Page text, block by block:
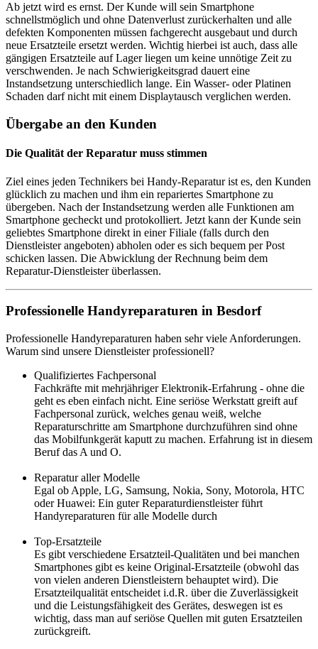
Ab jetzt wird es ernst. Der Kunde will sein Smartphone
schnellstmöglich und ohne Datenverlust zurückerhalten und alle
defekten Komponenten müssen fachgerecht ausgebaut und durch
neue Ersatzteile ersetzt werden. Wichtig hierbei ist auch, dass alle
gängigen Ersatzteile auf Lager liegen um keine unnötige Zeit zu
verschwenden. Je nach Schwierigkeitsgrad dauert eine
Instandsetzung unterschiedlich lange. Ein Wasser- oder Platinen
Schaden darf nicht mit einem Displaytausch verglichen werden.
Übergabe an den Kunden
Die Qualität der Reparatur muss stimmen
Ziel eines jeden Technikers bei Handy-Reparatur ist es, den Kunden
glücklich zu machen und ihm ein repariertes Smartphone zu
übergeben. Nach der Instandsetzung werden alle Funktionen am
Smartphone gecheckt und protokolliert. Jetzt kann der Kunde sein
geliebtes Smartphone direkt in einer Filiale (falls durch den
Dienstleister angeboten) abholen oder es sich bequem per Post
schicken lassen. Die Abwicklung der Rechnung beim dem
Reparatur-Dienstleister überlassen.
Professionelle Handyreparaturen in Besdorf
Professionelle Handyreparaturen haben sehr viele Anforderungen.
Warum sind unsere Dienstleister professionell?
Qualifiziertes Fachpersonal
Fachkräfte mit mehrjähriger Elektronik-Erfahrung - ohne die
geht es eben einfach nicht. Eine seriöse Werkstatt greift auf
Fachpersonal zurück, welches genau weiß, welche
Reparaturschritte am Smartphone durchzuführen sind ohne
das Mobilfunkgerät kaputt zu machen. Erfahrung ist in diesem
Beruf das A und O.
Reparatur aller Modelle
Egal ob Apple, LG, Samsung, Nokia, Sony, Motorola, HTC
oder Huawei: Ein guter Reparaturdienstleister führt
Handyreparaturen für alle Modelle durch
Top-Ersatzteile
Es gibt verschiedene Ersatzteil-Qualitäten und bei manchen
Smartphones gibt es keine Original-Ersatzteile (obwohl das
von vielen anderen Dienstleistern behauptet wird). Die
Ersatzteilqualität entscheidet i.d.R. über die Zuverlässigkeit
und die Leistungsfähigkeit des Gerätes, deswegen ist es
wichtig, dass man auf seriöse Quellen mit guten Ersatzteilen
zurückgreift.